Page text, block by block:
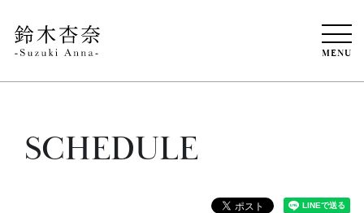
MENU
SCHEDULE